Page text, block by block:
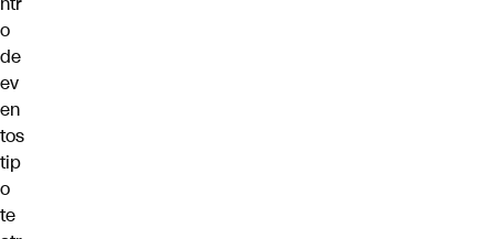
o
de
ev
en
tos
tip
o
te